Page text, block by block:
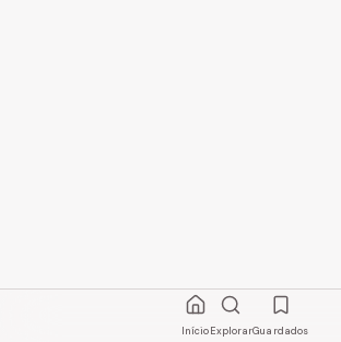
InícioExplorarGuardados